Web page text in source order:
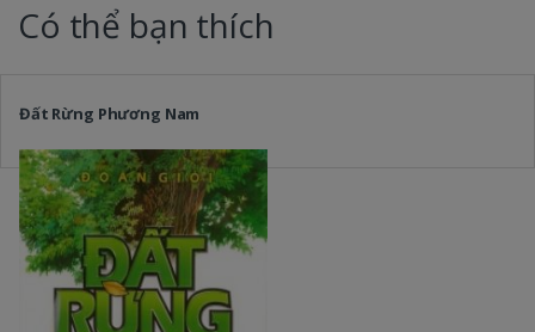
Có thể bạn thích
Đất Rừng Phương Nam